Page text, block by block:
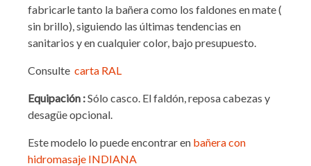
fabricarle tanto la bañera como los faldones en mate (
sin brillo), siguiendo las últimas tendencias en
sanitarios y en cualquier color, bajo presupuesto.
Consulte carta RAL
Equipación :Sólo casco. El faldón, reposa cabezas y
desagüe opcional.
Este modelo lo puede encontrar en bañera con
hidromasaje INDIANA